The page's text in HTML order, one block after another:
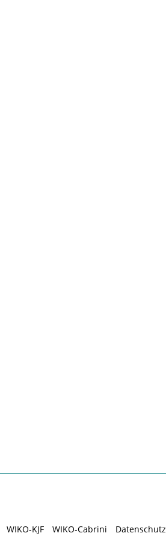
Datenschutz
WIKO-Cabrini
WIKO-KJF